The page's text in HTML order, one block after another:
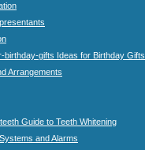
birthday-gifts Ideas for Birthday Gifts
Arrangements
Guide to Teeth Whitening
and Alarms